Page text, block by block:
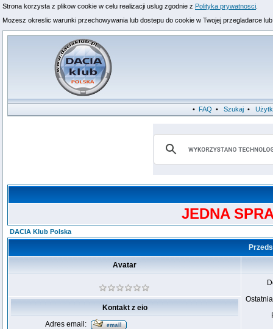
Strona korzysta z plikow cookie w celu realizacji uslug zgodnie z Polityka prywatnosci
Mozesz okreslic warunki przechowywania lub dostepu do cookie w Twojej przegladarce
• FAQ • Szukaj •
JEDNA
DACIA Klub Polska
Avatar
Kontakt z eio
Adres email: